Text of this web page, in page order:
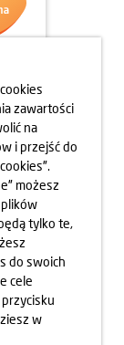
zawartości
na
i przejść do
możesz
tylko te,
do swoich
cele
w